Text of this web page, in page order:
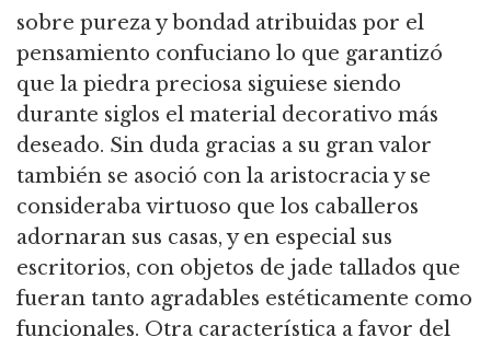
sobre pureza y bondad atribuidas por el
pensamiento confuciano lo que garantizó
que la piedra preciosa siguiese siendo
durante siglos el material decorativo más
deseado. Sin duda gracias a su gran valor
también se asoció con la aristocracia y se
consideraba virtuoso que los caballeros
adornaran sus casas, y en especial sus
escritorios, con objetos de jade tallados que
fueran tanto agradables estéticamente como
funcionales. Otra característica a favor del